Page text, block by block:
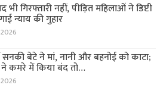
भी गिरफ्तारी नहीं, पीड़ित महिलाओं ने डिप्टी
न्याय की गुहार
बेटे ने मां, नानी और बहनोई को काटा;
ने कमरे में किया बंद तो…